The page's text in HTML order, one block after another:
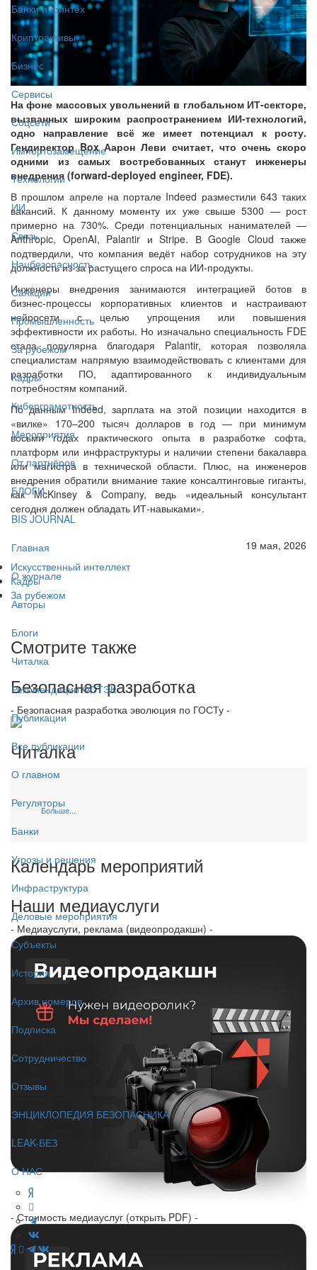
Банки и финтех
Криптоактивы
Бизнес
Сервисы
Соцсети
Импортозамещение
Технологии
ИИ
Связь
Нацбезопасность
Санкции
Промышленность
За рубежом
Кадры
Киберграмотность
Мероприятия
От партнёров
БЛОГИ
BIS JOURNAL
Главная
О журнале
Авторы
Блоги
Читалка
Рекомендации ФСТЭК
Публикации
Все публикации
О главном
Регуляторы
Банки
Угрозы и решения
Инфраструктура
Деловые мероприятия
Субъекты
История
Архив номеров
Подписка
Сотрудничество
Отзывы
ЭНЦИКЛОПЕДИЯ БЕЗОПАСНИКА
LEAK-БЕЗ
О НАС
На фоне массовых увольнений в глобальном ИТ-секторе,
вызванных широким распространением ИИ-технологий,
одно направление всё же имеет потенциал к росту.
Гендиректор Box Аарон Леви считает, что очень скоро
одними из самых востребованных станут инженеры
внедрения (forward-deployed engineer, FDE).
В прошлом апреле на портале Indeed разместили 643 таких
вакансий. К данному моменту их уже свыше 5300 — рост
примерно на 730%. Среди потенциальных нанимателей —
Anthropic, OpenAI, Palantir и Stripe. В Google Cloud также
подтвердили, что компания ведёт набор сотрудников на эту
должность из-за растущего спроса на ИИ-продукты.
Инженеры внедрения занимаются интеграцией ботов в
бизнес-процессы корпоративных клиентов и настраивают
нейросети с целью упрощения или повышения
эффективности их работы. Но изначально специальность FDE
стала популярна благодаря Palantir, которая позволяла
специалистам напрямую взаимодействовать с клиентами для
разработки ПО, адаптированного к индивидуальным
потребностям компаний.
По данным Indeed, зарплата на этой позиции находится в
«вилке» 170–200 тысяч долларов в год — при минимум
восьми годах практического опыта в разработке софта,
платформ или инфраструктуры и наличии степени бакалавра
или магистра в технической области. Плюс, на инженеров
внедрения обратили внимание такие консалтинговые гиганты,
как McKinsey & Company, ведь «идеальный консультант
сегодня должен обладать ИТ-навыками».
19 мая, 2026
Искусственный интеллект
Кадры
За рубежом
Смотрите также
Безопасная разработка
- Безопасная разработка эволюция по ГОСТу -
Читалка
Больше...
Календарь мероприятий
Наши медиауслуги
- Медиауслуги, реклама (видеопродакшн) -
- Стоимость медиауслуг (открыть PDF) -